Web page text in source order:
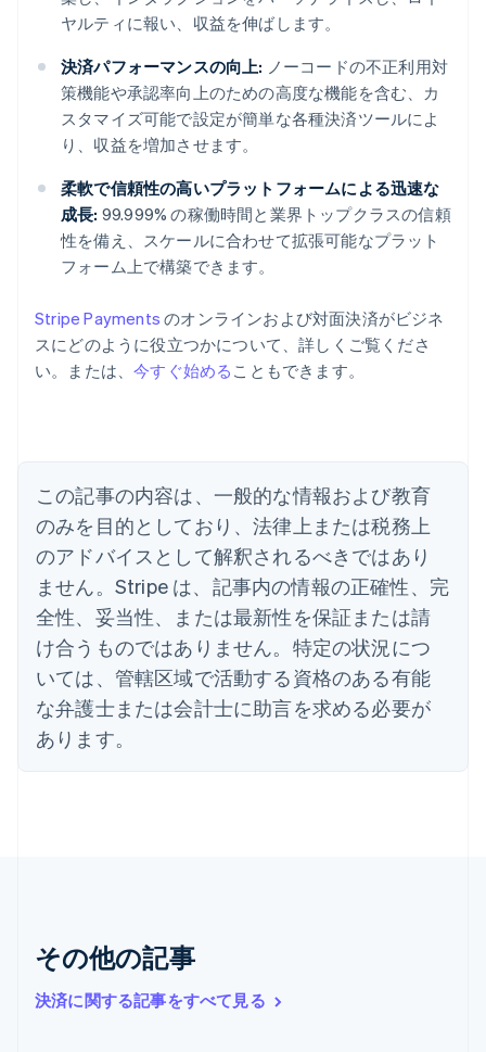
ヤルティに報い、収益を伸ばします。
決済パフォーマンスの向上: ノーコードの不正利用対
策機能や承認率向上のための高度な機能を含む、カ
スタマイズ可能で設定が簡単な各種決済ツールによ
り、収益を増加させます。
柔軟で信頼性の高いプラットフォームによる迅速な
成長: 99.999% の稼働時間と業界トップクラスの信頼
性を備え、スケールに合わせて拡張可能なプラット
フォーム上で構築できます。
Stripe Payments のオンラインおよび対面決済がビジネ
スにどのように役立つかについて、詳しくご覧くださ
い。または、今すぐ始める こともできます。
この記事の内容は、一般的な情報および教育
のみを目的としており、法律上または税務上
のアドバイスとして解釈されるべきではあり
ません。Stripe は、記事内の情報の正確性、完
全性、妥当性、または最新性を保証または請
け合うものではありません。特定の状況につ
いては、管轄区域で活動する資格のある有能
な弁護士または会計士に助言を求める必要が
あります。
その他の記事
決済に関する記事をすべて見る
アイルランド
English
English
イギリス
English
イタリア
ItalianoEnglish
インド
English
エストニア
English
オーストラリア
English
オーストリア
オランダ
NederlandsEnglish
EnglishItaliano
ジブラルタル
English
シンガポール